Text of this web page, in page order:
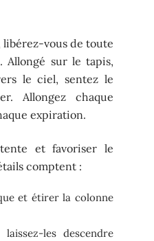
vous de toute
Allongé sur le tapis,
le ciel, sentez le
Allongez chaque
expiration.
et favoriser le
comptent :
et étirer la colonne
laissez-les descendre